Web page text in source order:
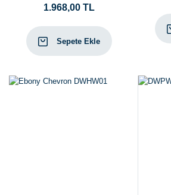
1.968,00 TL
Sepete Ekle